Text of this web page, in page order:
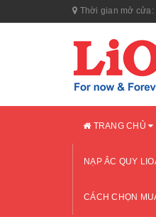
Thời gian mở cửa:
TRANG CHỦ
NẠP ẮC QUY
CÁCH CHỌN